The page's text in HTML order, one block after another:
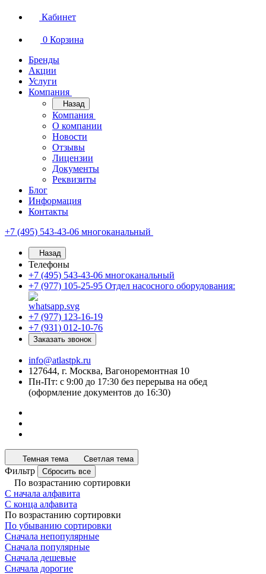
Кабинет
0 Корзина
Бренды
Акции
Услуги
Компания
Назад
Компания
О компании
Новости
Отзывы
Лицензии
Документы
Реквизиты
Блог
Информация
Контакты
+7 (495) 543-43-06 многоканальный
Назад
Телефоны
+7 (495) 543-43-06 многоканальный
+7 (977) 105-25-95 Отдел насосного оборудования:
+7 (977) 123-16-19
+7 (931) 012-10-76
Заказать звонок
info@atlastpk.ru
127644, г. Москва, Вагоноремонтная 10
Пн-Пт: с 9:00 до 17:30 без перерыва на обед
(оформление документов до 16:30)
Темная тема Светлая тема
Фильтр Сбросить все
По возрастанию сортировки
С начала алфавита
С конца алфавита
По возрастанию сортировки
По убыванию сортировки
Сначала непопулярные
Сначала популярные
Сначала дешевые
Сначала дорогие